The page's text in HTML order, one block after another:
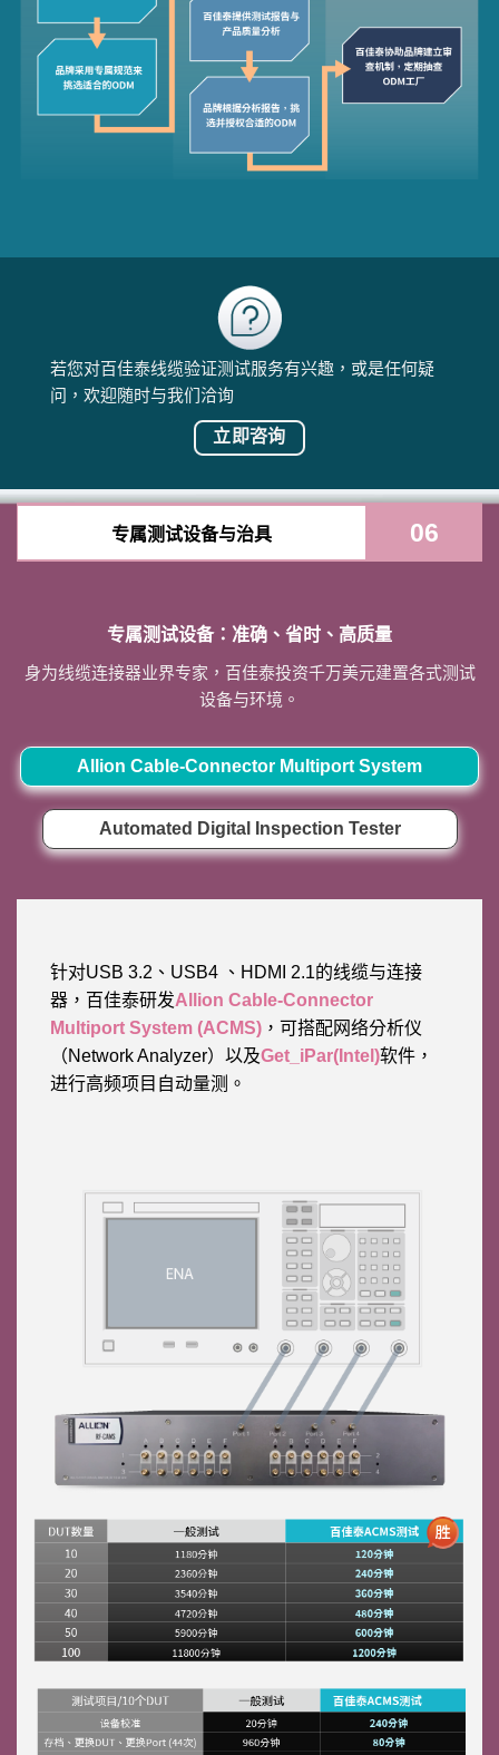
若您对百佳泰线缆验证测试服务有兴趣，或是任何疑
问，欢迎随时与我们洽询
立即咨询
专属测试设备与治具 06
专属测试设备：准确、省时、高质量
身为线缆连接器业界专家，百佳泰投资千万美元建置各式测试
设备与环境。
Allion Cable-Connector Multiport System
Automated Digital Inspection Tester
针对USB 3.2、USB4 、HDMI 2.1的线缆与连接
器，百佳泰研发Allion Cable-Connector
Multiport System (ACMS) ，可搭配网络分析仪
（Network Analyzer）以及Get_iPar(Intel)软件，
进行高频项目自动量测。